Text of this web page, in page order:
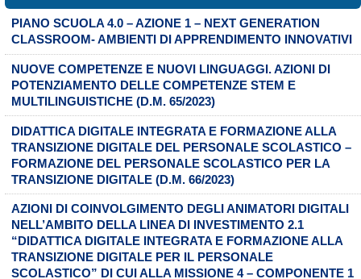
PIANO SCUOLA 4.0 – AZIONE 1 – NEXT GENERATION
CLASSROOM- AMBIENTI DI APPRENDIMENTO INNOVATIVI
NUOVE COMPETENZE E NUOVI LINGUAGGI. AZIONI DI
POTENZIAMENTO DELLE COMPETENZE STEM E
MULTILINGUISTICHE (D.M. 65/2023)
DIDATTICA DIGITALE INTEGRATA E FORMAZIONE ALLA
TRANSIZIONE DIGITALE DEL PERSONALE SCOLASTICO –
FORMAZIONE DEL PERSONALE SCOLASTICO PER LA
TRANSIZIONE DIGITALE (D.M. 66/2023)
AZIONI DI COINVOLGIMENTO DEGLI ANIMATORI DIGITALI
NELL’AMBITO DELLA LINEA DI INVESTIMENTO 2.1
“DIDATTICA DIGITALE INTEGRATA E FORMAZIONE ALLA
TRANSIZIONE DIGITALE PER IL PERSONALE
SCOLASTICO” DI CUI ALLA MISSIONE 4 – COMPONENTE 1